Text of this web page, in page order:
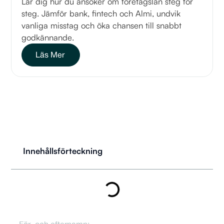
steg. Jämför bank, fintech och Almi, undvik
vanliga misstag och öka chansen till snabbt
godkännande.
Läs Mer
Innehållsförteckning